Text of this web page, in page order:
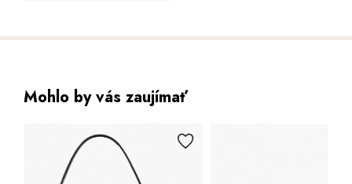
Mohlo by vás zaujímať